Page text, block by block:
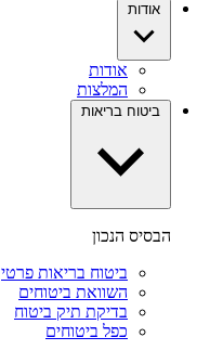
אודות
אודות
המלצות
ביטוח בריאות
הבסיס הנכון
ביטוח בריאות פרטי
השוואת ביטוחים
בדיקת תיק ביטוח
כפל ביטוחים